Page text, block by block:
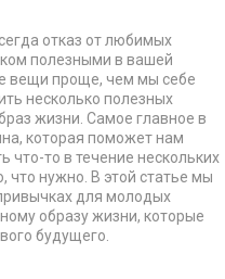
отказ от любимых
полезными в вашей
вещи проще, чем мы себе
несколько полезных
жизни. Самое главное в
которая поможет нам
что-то в течение нескольких
что нужно. В этой статье мы
для молодых
образу жизни, которые
будущего.